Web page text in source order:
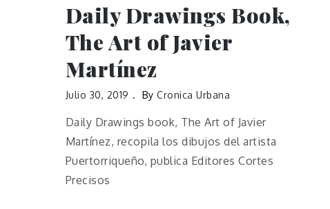
Daily Drawings Book,
The Art of Javier
Martínez
Julio 30, 2019 By Cronica Urbana
Daily Drawings book, The Art of Javier
Martínez, recopila los dibujos del artista
Puertorriqueño, publica Editores Cortes
Precisos